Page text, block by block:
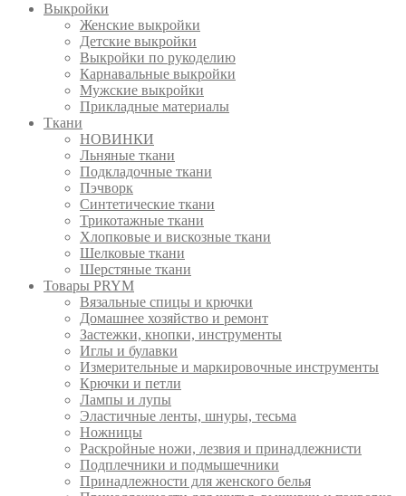
Выкройки
Женские выкройки
Детские выкройки
Выкройки по рукоделию
Карнавальные выкройки
Мужские выкройки
Прикладные материалы
Ткани
НОВИНКИ
Льняные ткани
Подкладочные ткани
Пэчворк
Синтетические ткани
Трикотажные ткани
Хлопковые и вискозные ткани
Шелковые ткани
Шерстяные ткани
Товары PRYM
Вязальные спицы и крючки
Домашнее хозяйство и ремонт
Застежки, кнопки, инструменты
Иглы и булавки
Измерительные и маркировочные инструменты
Крючки и петли
Лампы и лупы
Эластичные ленты, шнуры, тесьма
Ножницы
Раскройные ножи, лезвия и принадлежнисти
Подплечники и подмышечники
Принадлежности для женского белья